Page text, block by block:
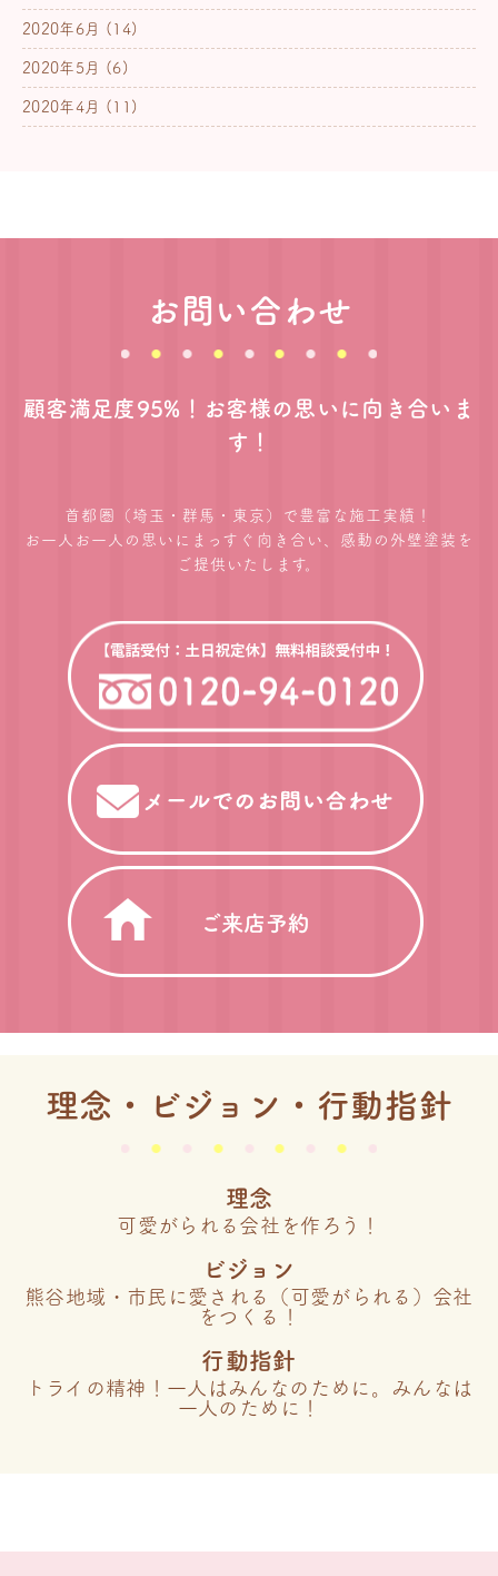
2020年6月 (14)
2020年5月 (6)
2020年4月 (11)
お問い合わせ
顧客満足度95%！お客様の思いに向き合いま
す！
首都圏（埼玉・群馬・東京）で豊富な施工実績！
お一人お一人の思いにまっすぐ向き合い、感動の外壁塗装を
ご提供いたします。
理念・ビジョン・行動指針
理念
可愛がられる会社を作ろう！
ビジョン
熊谷地域・市民に愛される（可愛がられる）会社
をつくる！
行動指針
トライの精神！一人はみんなのために。みんなは
一人のために！